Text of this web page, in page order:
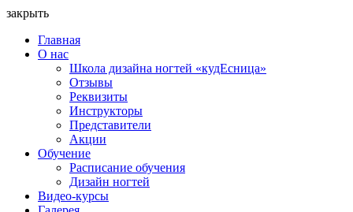
закрыть
Главная
О нас
Школа дизайна ногтей «кудЕсница»
Отзывы
Реквизиты
Инструкторы
Представители
Акции
Обучение
Расписание обучения
Дизайн ногтей
Видео-курсы